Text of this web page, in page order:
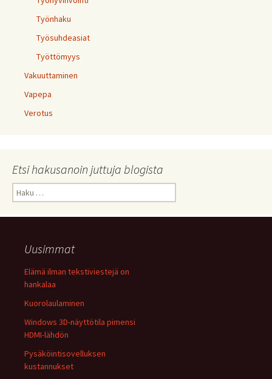
Työnhaku
Työsuhdeasiat
Työttömyys
Vakuuttaminen
Vapepa
Verotus
Etsi hakusanoin juttuja blogista
Haku:
Uusimmat
Elämä ilman tekstiviestejä on
hankalaa
Kuorolaulaminen
Windows 3D-näyttötila pimensi
HDMI-lähdön
Pysäköintisovelluksen
kustannukset